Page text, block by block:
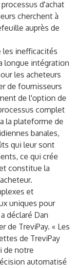
d'achat
cherchent à
auprès de
les inefficacités
longue intégration
les acheteurs
de fournisseurs
de l'option de
complet
la plateforme de
banales,
qui leur sont
ce qui crée
constitue la
et
uniques pour
déclaré Dan
de TreviPay. « Les
de TreviPay
de notre
automatisé